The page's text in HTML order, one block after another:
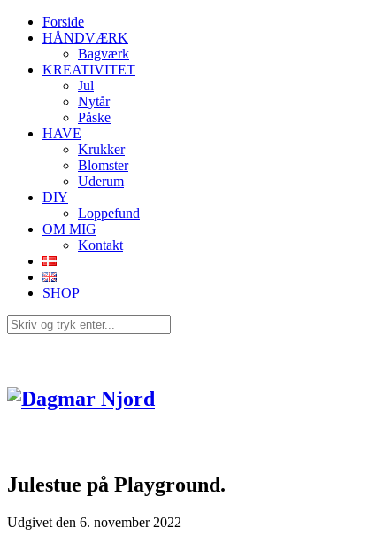
Forside
HÅNDVÆRK
Bagværk
KREATIVITET
Jul
Nytår
Påske
HAVE
Krukker
Blomster
Uderum
DIY
Loppefund
OM MIG
Kontakt
SHOP
Julestue på Playground.
Udgivet den 6. november 2022